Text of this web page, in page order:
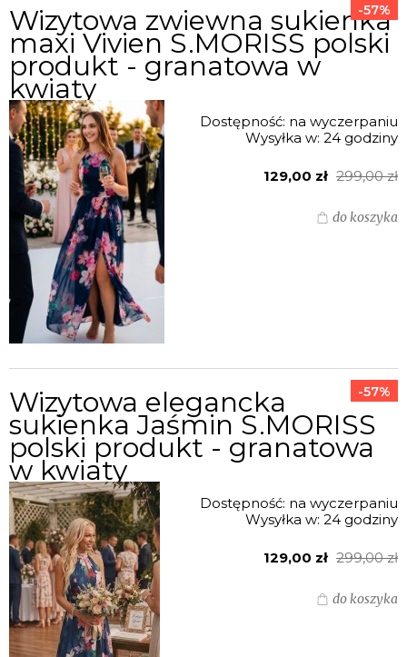
Wizytowa zwiewna sukienka
maxi Vivien S.MORISS polski
produkt - granatowa w
kwiaty
Dostępność: na wyczerpaniu
Wysyłka w: 24 godziny
129,00 zł 299,00 zł
do koszyka
-57%
Wizytowa elegancka
sukienka Jaśmin S.MORISS
polski produkt - granatowa
w kwiaty
Dostępność: na wyczerpaniu
Wysyłka w: 24 godziny
129,00 zł 299,00 zł
do koszyka
-57%